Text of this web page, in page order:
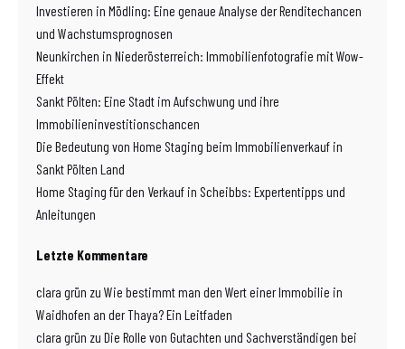
Investieren in Mödling: Eine genaue Analyse der Renditechancen
und Wachstumsprognosen
Neunkirchen in Niederösterreich: Immobilienfotografie mit Wow-
Effekt
Sankt Pölten: Eine Stadt im Aufschwung und ihre
Immobilieninvestitionschancen
Die Bedeutung von Home Staging beim Immobilienverkauf in
Sankt Pölten Land
Home Staging für den Verkauf in Scheibbs: Expertentipps und
Anleitungen
Letzte Kommentare
clara grün zu Wie bestimmt man den Wert einer Immobilie in
Waidhofen an der Thaya? Ein Leitfaden
clara grün zu Die Rolle von Gutachten und Sachverständigen bei